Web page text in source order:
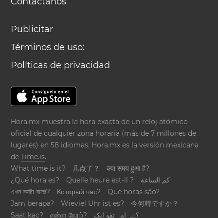
Publicitar
Términos de uso:
Políticas de privacidad
Hora.mx muestra la hora exacta de un reloj atómico
oficial de cualquier zona horaria (más de 7 millones de
lugares) en 58 idiomas. Hora.mx es la versión mexicana
deTime.is.
What time is it?
几点了？
क्या समय हुआ है?
¿Qué hora es?
Quelle heure est-il ?
كم الساعة
এখন কয়টা বাজে?
Который час?
Que horas são?
Jam berapa?
Wieviel Uhr ist es?
今何時ですか？
Saat kaç?
என்ன நேரம்?
؟ےہ اوہ تقو ایک